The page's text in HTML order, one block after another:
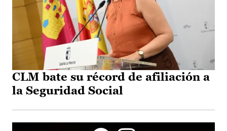
CLM bate su récord de afiliación a
la Seguridad Social